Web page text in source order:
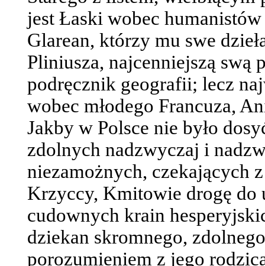
jest Łaski wobec
Glarean, którzy mu swe
Pliniusza, najcenniejszą swą
podręcznik geografii; lecz
wobec młodego Francuza,
Jakby w Polsce nie było
zdolnych nadzwyczaj i
niezamożnych, czekających
Krzyccy, Kmitowie drogę
cudownych krain
dziekan skromnego,
porozumieniem z jego